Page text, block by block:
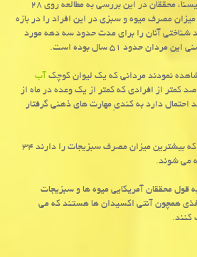
به نقل از ایسنا، محققان در این بررسی به مطالعه روی ۲۸
مصرف میوه و سبزی در این افراد را در بازه
۲۰۰۲ و عملكرد شناختی آنان را برای مدت حدود سه دهه مورد
حدود ۵۱ سال بوده است.
نمودند مردانی كه یك لیوان كوچكآب
مصرف می كنند ۴۷ درصد كمتر از افرادی كه كمتر از یك وعده در ماه از
احتمال دارد به كندیِ مهارت های ذهنی گرفتار
آنها همینطور دریافتند مردانی كه بیشترین میزان مصرف سبزیجات را دارند ۳۴
می شوند.
قول محققان آمریكایی میوه ها و سبزیجات
همچون آنتی اكسیدان ها هستند كه می